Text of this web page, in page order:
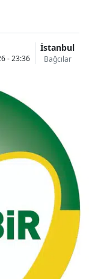
- 23:36
İstanbul
Bağcılar